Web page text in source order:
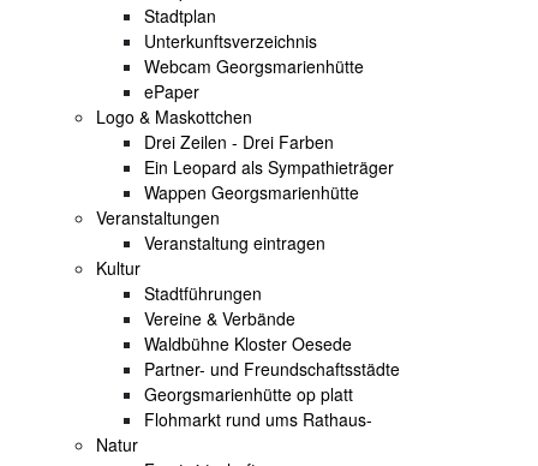
Stadtplan
Unterkunftsverzeichnis
Webcam Georgsmarienhütte
ePaper
Logo & Maskottchen
Drei Zeilen - Drei Farben
Ein Leopard als Sympathieträger
Wappen Georgsmarienhütte
Veranstaltungen
Veranstaltung eintragen
Kultur
Stadtführungen
Vereine & Verbände
Waldbühne Kloster Oesede
Partner- und Freundschaftsstädte
Georgsmarienhütte op platt
Flohmarkt rund ums Rathaus-
Natur